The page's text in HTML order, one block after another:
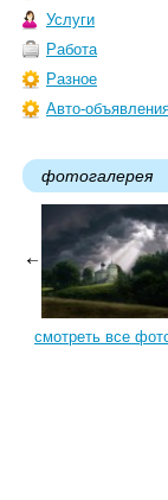
Услуги
Работа
Разное
Авто-
фотогалерея
смотреть все